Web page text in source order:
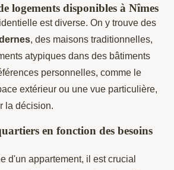
logements disponibles à Nîmes
est diverse. On y trouve des
, des maisons traditionnelles,
atypiques dans des bâtiments
personnelles, comme le
extérieur ou une vue particulière,
la décision.
en fonction des besoins
d'un appartement, il est crucial